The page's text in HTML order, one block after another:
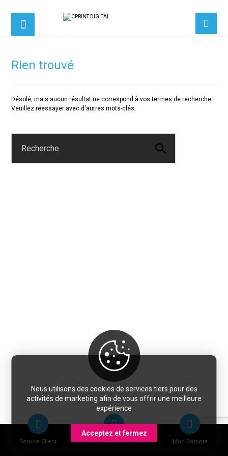
Rien trouvé
Désolé, mais aucun résultat ne correspond à vos termes de recherche.
Veuillez réessayer avec d'autres mots-clés.
Service Client Panier Mon Compte
Nous utilisons des cookies de services tiers pour des
activités de marketing afin de vous offrir une meilleure
expérience
Acceptez et fermez